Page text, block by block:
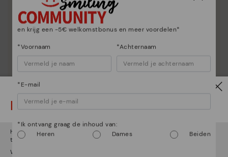
Essentie van Pikolinos
Sinds 1984 werken we eraan om elke schoen uniek te
maken.
Let op!
Het lijkt erop dat je in Verenigde Staten
bent maar je probeert
toegang te krijgen tot de
België
Wil je naar onze
en krijg een -5€ welkomstbonus en meer voordelen*
*Voornaam *Achternaam
*E-mail
*Ik ontvang graag de inhoud van:
Heren
Dames Beiden